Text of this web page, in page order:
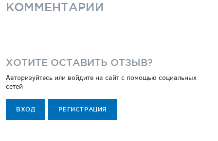
КОММЕНТАРИИ
ХОТИТЕ ОСТАВИТЬ ОТЗЫВ?
Авторизуйтесь или войдите на сайт с помощью социальных
сетей
ВХОД РЕГИСТРАЦИЯ